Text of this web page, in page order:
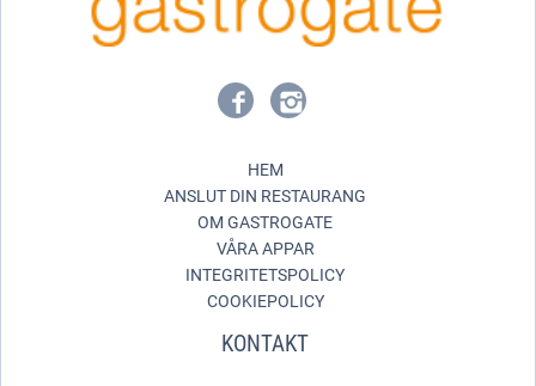
HEM
ANSLUT DIN RESTAURANG
OM GASTROGATE
VÅRA APPAR
INTEGRITETSPOLICY
COOKIEPOLICY
KONTAKT